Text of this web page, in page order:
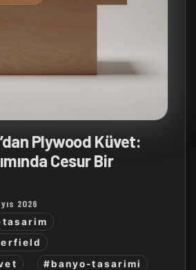
Plywood Küvet:
Cesur Bir
2026
#banyo-tasarimi